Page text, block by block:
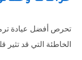
تحرص أفضل عيادة
الخاطئة التي قد تثير